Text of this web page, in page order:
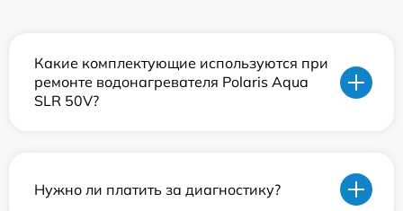
Какие комплектующие используются при
ремонте водонагревателя Polaris Aqua
SLR 50V?
Нужно ли платить за диагностику?